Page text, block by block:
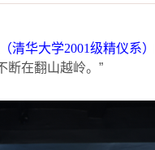
（清华大学2001级精仪系）
断在翻山越岭。”